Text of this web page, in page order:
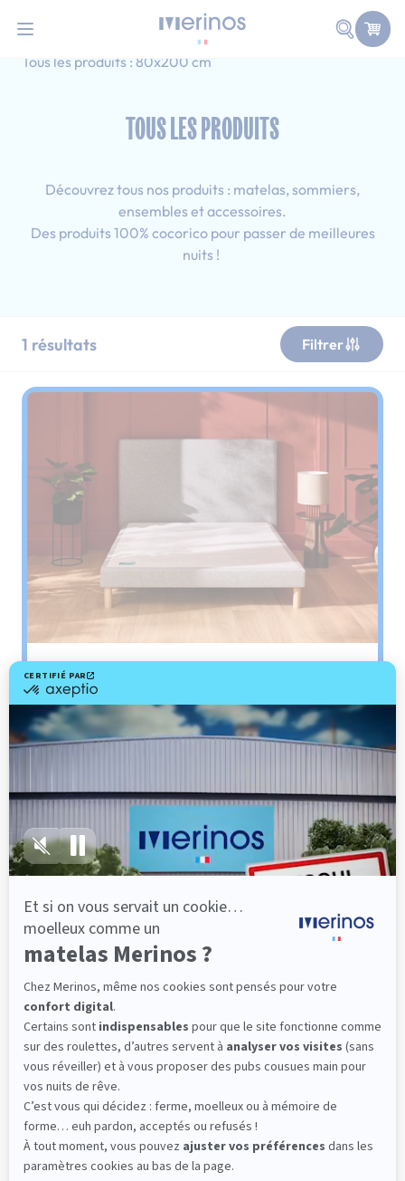
Faire
Accueil
Simple
Tous les produits : 80x200 cm
TOUS LES PRODUITS
Découvrez tous nos produits : matelas, sommiers,
ensembles et accessoires.
Des produits 100% cocorico pour passer de meilleures
nuits !
1 résultats Filtrer
Sommier
PENCIL
Le plus : soutien morphologique
Grâce à ses 3 zones de confort, le sommier
épaules, le dos et le bassin qui reposent sur ses
lattes, vous évitez les douleurs au petit matin.
(10 avis)
501,00 €
Découvrir
Livraison gratuite
Fabrication Française
101 nuits d'essai*